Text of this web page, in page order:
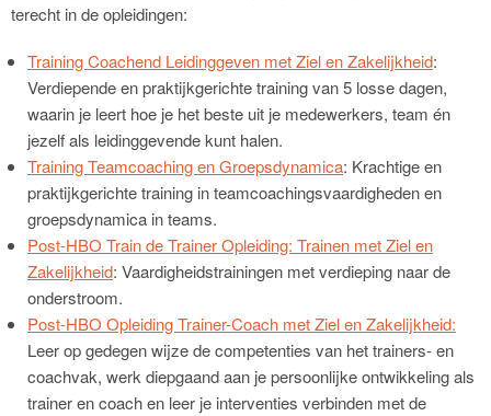
terecht in de opleidingen:
Training Coachend Leidinggeven met Ziel en Zakelijkheid:
Verdiepende en praktijkgerichte training van 5 losse dagen,
waarin je leert hoe je het beste uit je medewerkers, team én
jezelf als leidinggevende kunt halen.
Training Teamcoaching en Groepsdynamica: Krachtige en
praktijkgerichte training in teamcoachingsvaardigheden en
groepsdynamica in teams.
Post-HBO Train de Trainer Opleiding: Trainen met Ziel en
Zakelijkheid: Vaardigheidstrainingen met verdieping naar de
onderstroom.
Post-HBO Opleiding Trainer-Coach met Ziel en Zakelijkheid:
Leer op gedegen wijze de competenties van het trainers- en
coachvak, werk diepgaand aan je persoonlijke ontwikkeling als
trainer en coach en leer je interventies verbinden met de